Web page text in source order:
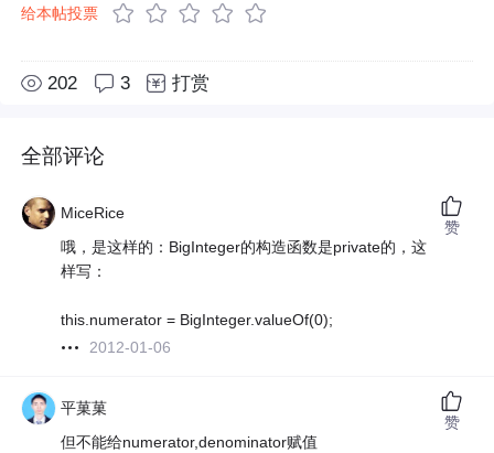
给本帖投票
202 3 打赏
全部评论
MiceRice
哦，是这样的：BigInteger的构造函数是private的，这
样写：
this.numerator = BigInteger.valueOf(0);
2012-01-06
赞
平菓菓
但不能给numerator,denominator赋值
赞